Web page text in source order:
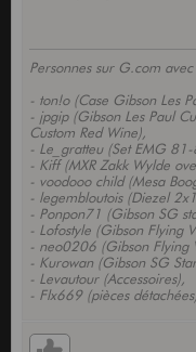
Personnes sur G.com
- ton!o (Case Gibson Les
- jpgip (Gibson Les Paul
Custom Red Wine),
- Le_gratteu (Set EMG
- Kiff (MXR Zakk Wylde
- voodooo child (Mesa
- legembloutois (Diezel
- Ponpon71 (Gibson SG
- Lofostyle (Gibson Flying
- neo0206 (Gibson Flying
- Kurowan (Gibson SG
- Levautour (Accessoires),
- Flx669 (pièces